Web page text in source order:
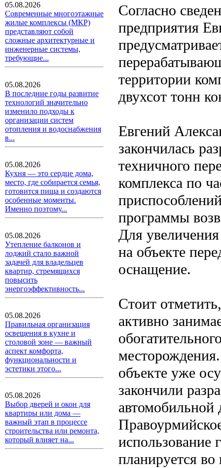
05.08.2026
Современные многоэтажные
жилые комплексы (МКР)
представляют собой
сложные архитектурные и
инженерные системы,
требующие...
05.08.2026
В последние годы развитие
технологий значительно
изменило подходы к
организации систем
отопления и водоснабжения
в...
05.08.2026
Кухня — это сердце дома,
место, где собирается семья,
готовится пища и создаются
особенные моменты.
Именно поэтому...
05.08.2026
Утепление балконов и
лоджий стало важной
задачей для владельцев
квартир, стремящихся
повысить
энергоэффективность...
05.08.2026
Правильная организация
освещения в кухне и
столовой зоне — важный
аспект комфорта,
функциональности и
эстетики этого...
05.08.2026
Выбор дверей и окон для
квартиры или дома —
важный этап в процессе
строительства или ремонта,
который влияет на...
Согласно
предприятия
территории
двухсот тонн
Евгений
закончилась
техничного
комплекса по
программы
Для увеличения
на объекте
оснащение.
Стоит
активно
объекте уже
закончили
использование
планируется во